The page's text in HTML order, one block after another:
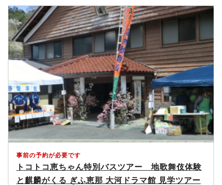
事前の予約が必要です
トコトコ恵ちゃん特別バスツアー 地歌舞伎体験
と麒麟がくる ぎふ恵那 大河ドラマ館 見学ツアー